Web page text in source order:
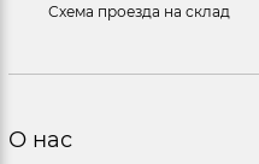
Схема проезда на склад
О нас